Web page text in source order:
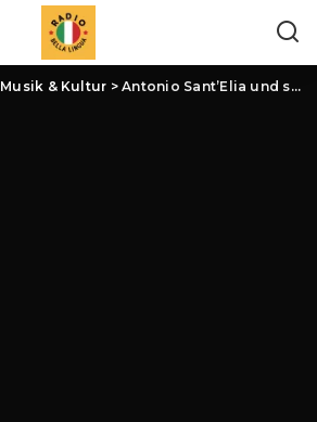
Musik & Kultur >Antonio Sant’Elia und seine visionären Entwürfe in Italien: Eine Reise in die futuristische Architektur